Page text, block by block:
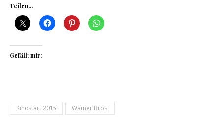
Teilen...
Gefällt mir:
Kinostart 2015 Warner Bros.